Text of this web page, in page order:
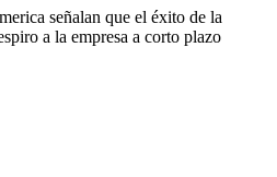
señalan que el éxito de la
a la empresa a corto plazo